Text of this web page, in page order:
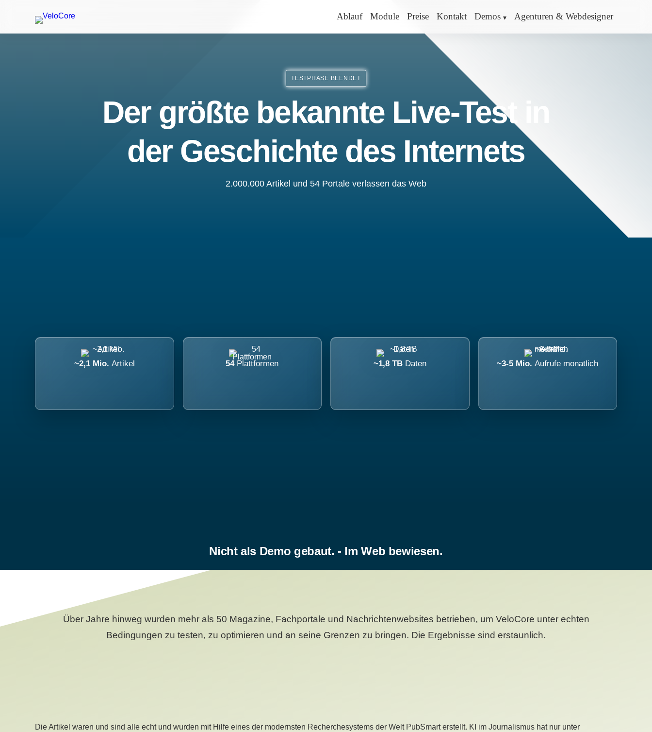
Ablauf Module Preise Kontakt Demos Agenturen & Webdesigner
TESTPHASE BEENDET
Der größte bekannte Live-Test in
der Geschichte des Internets
2.000.000 Artikel und 54 Portale verlassen das Web
~2,1 Mio. Artikel 54 Plattformen ~1,8 TB Daten ~3-5 Mio.Aufrufe monatlich
Nicht als Demo gebaut. - Im Web bewiesen.
Über Jahre hinweg wurden mehr als 50 Magazine, Fachportale und Nachrichtenwebsites betrieben, um VeloCore unter echten
Bedingungen zu testen, zu optimieren und an seine Grenzen zu bringen. Die Ergebnisse sind erstaunlich.
Die Artikel waren und sind alle echt und wurden mit Hilfe eines der modernsten Recherchesystems der Welt PubSmart erstellt. KI im Journalismus hat nur unter